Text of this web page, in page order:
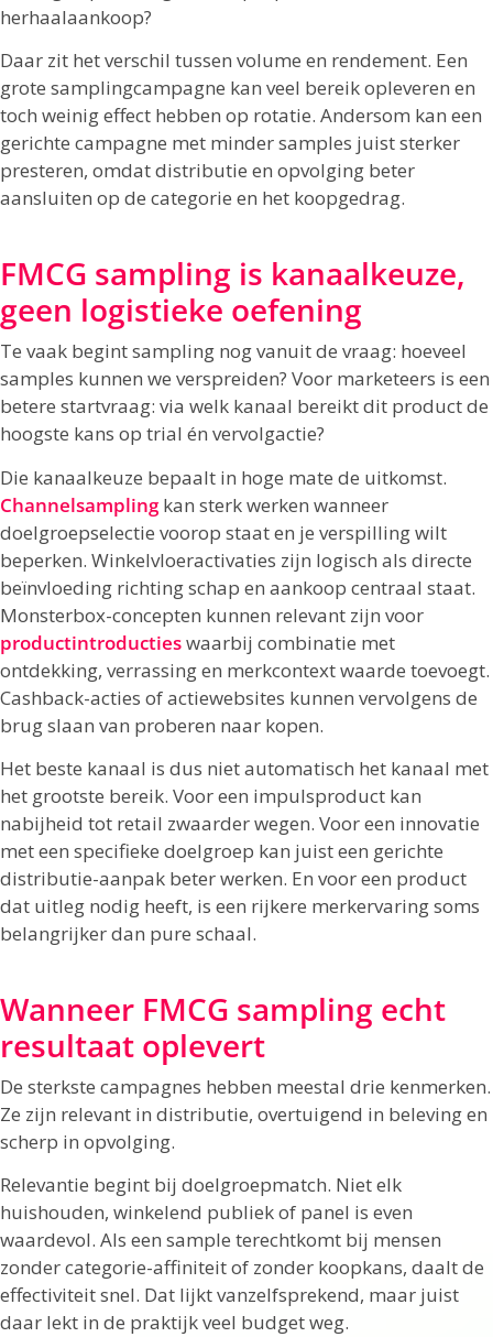
herhaalaankoop?
Daar zit het verschil tussen volume en rendement. Een
grote samplingcampagne kan veel bereik opleveren en
toch weinig effect hebben op rotatie. Andersom kan een
gerichte campagne met minder samples juist sterker
presteren, omdat distributie en opvolging beter
aansluiten op de categorie en het koopgedrag.
FMCG sampling is kanaalkeuze,
geen logistieke oefening
Te vaak begint sampling nog vanuit de vraag: hoeveel
samples kunnen we verspreiden? Voor marketeers is een
betere startvraag: via welk kanaal bereikt dit product de
hoogste kans op trial én vervolgactie?
Die kanaalkeuze bepaalt in hoge mate de uitkomst.
Channelsamplingkan sterk werken wanneer
doelgroepselectie voorop staat en je verspilling wilt
beperken. Winkelvloeractivaties zijn logisch als directe
beïnvloeding richting schap en aankoop centraal staat.
Monsterbox-concepten kunnen relevant zijn voor
productintroductieswaarbij combinatie met
ontdekking, verrassing en merkcontext waarde toevoegt.
Cashback-acties of actiewebsites kunnen vervolgens de
brug slaan van proberen naar kopen.
Het beste kanaal is dus niet automatisch het kanaal met
het grootste bereik. Voor een impulsproduct kan
nabijheid tot retail zwaarder wegen. Voor een innovatie
met een specifieke doelgroep kan juist een gerichte
distributie-aanpak beter werken. En voor een product
dat uitleg nodig heeft, is een rijkere merkervaring soms
belangrijker dan pure schaal.
Wanneer FMCG sampling echt
resultaat oplevert
De sterkste campagnes hebben meestal drie kenmerken.
Ze zijn relevant in distributie, overtuigend in beleving en
scherp in opvolging.
Relevantie begint bij doelgroepmatch. Niet elk
huishouden, winkelend publiek of panel is even
waardevol. Als een sample terechtkomt bij mensen
zonder categorie-affiniteit of zonder koopkans, daalt de
effectiviteit snel. Dat lijkt vanzelfsprekend, maar juist
daar lekt in de praktijk veel budget weg.